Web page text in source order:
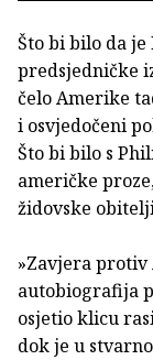
Što bi bilo da
predsjedničke
čelo Amerike
i osvjedočeni
Što bi bilo s
američke
židovske
»Zavjera
autobiografija
osjetio klicu
dok je u